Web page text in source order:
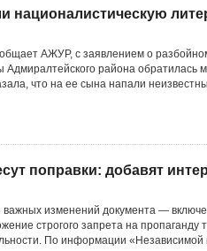
националистическую
АЖУР, с заявлением о
Адмиралтейского района обратилась
что на ее сына напали
поправки: добавят
изменений документа —
строгого запрета на пропаганду
По информации «Независимой